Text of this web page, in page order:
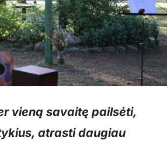
vieną savaitę pailsėti,
atrasti daugiau